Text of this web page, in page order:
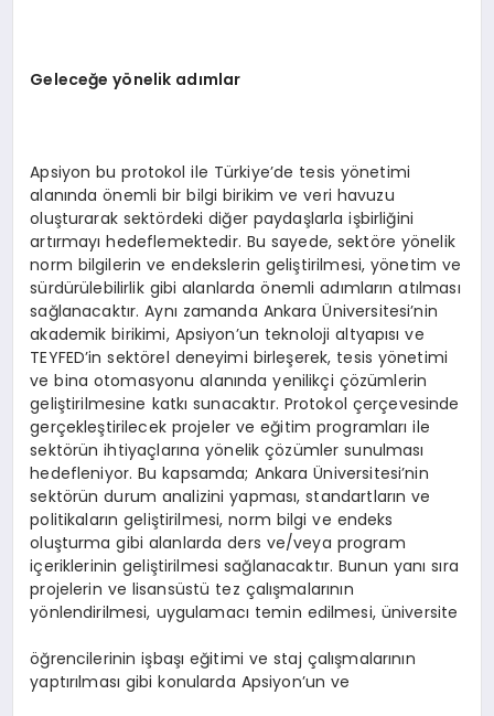
Geleceğe yönelik adımlar
Apsiyon bu protokol ile Türkiye’de tesis yönetimi
alanında önemli bir bilgi birikim ve veri havuzu
oluşturarak sektördeki diğer paydaşlarla işbirliğini
artırmayı hedeflemektedir. Bu sayede, sektöre yönelik
norm bilgilerin ve endekslerin geliştirilmesi, yönetim ve
sürdürülebilirlik gibi alanlarda önemli adımların atılması
sağlanacaktır. Aynı zamanda Ankara Üniversitesi’nin
akademik birikimi, Apsiyon’un teknoloji altyapısı ve
TEYFED’in sektörel deneyimi birleşerek, tesis yönetimi
ve bina otomasyonu alanında yenilikçi çözümlerin
geliştirilmesine katkı sunacaktır. Protokol çerçevesinde
gerçekleştirilecek projeler ve eğitim programları ile
sektörün ihtiyaçlarına yönelik çözümler sunulması
hedefleniyor. Bu kapsamda; Ankara Üniversitesi’nin
sektörün durum analizini yapması, standartların ve
politikaların geliştirilmesi, norm bilgi ve endeks
oluşturma gibi alanlarda ders ve/veya program
içeriklerinin geliştirilmesi sağlanacaktır. Bunun yanı sıra
projelerin ve lisansüstü tez çalışmalarının
yönlendirilmesi, uygulamacı temin edilmesi, üniversite
öğrencilerinin işbaşı eğitimi ve staj çalışmalarının
yaptırılması gibi konularda Apsiyon’un ve